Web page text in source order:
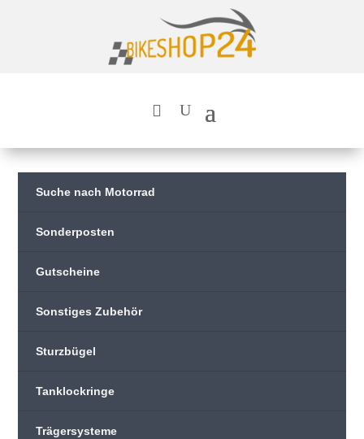
Suche nach Motorrad
Sonderposten
Gutscheine
Sonstiges Zubehör
Sturzbügel
Tanklockringe
Trägersysteme